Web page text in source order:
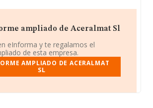
ampliado de Aceralmat Sl
eInforma y te regalamos el
de esta empresa.
AMPLIADO DE ACERALMAT
SL